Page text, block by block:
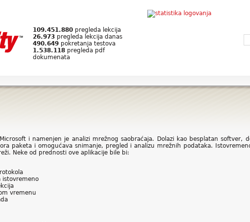
109.451.880 pregleda lekcija
26.973 pregleda lekcija danas
490.649 pokretanja testova
1.538.118 pregleda pdf
dokumenata
i namenjen je analizi mrežnog saobraćaja. Dolazi kao besplatan softver,
paketa i omogućava snimanje, pregled i analizu mrežnih podataka.
Neke od prednosti ove aplikacije bile bi:
istovremeno
vremenu